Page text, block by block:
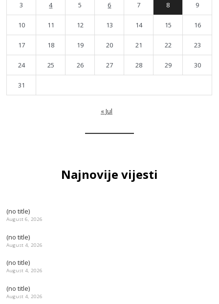
3 4 5 6 7 8 9
10 11 12 13 14 15 16
17 18 19 20 21 22 23
24 25 26 27 28 29 30
31
« Jul
Najnovije vijesti
(no title)
August 6, 2026
(no title)
August 4, 2026
(no title)
August 4, 2026
(no title)
August 4, 2026